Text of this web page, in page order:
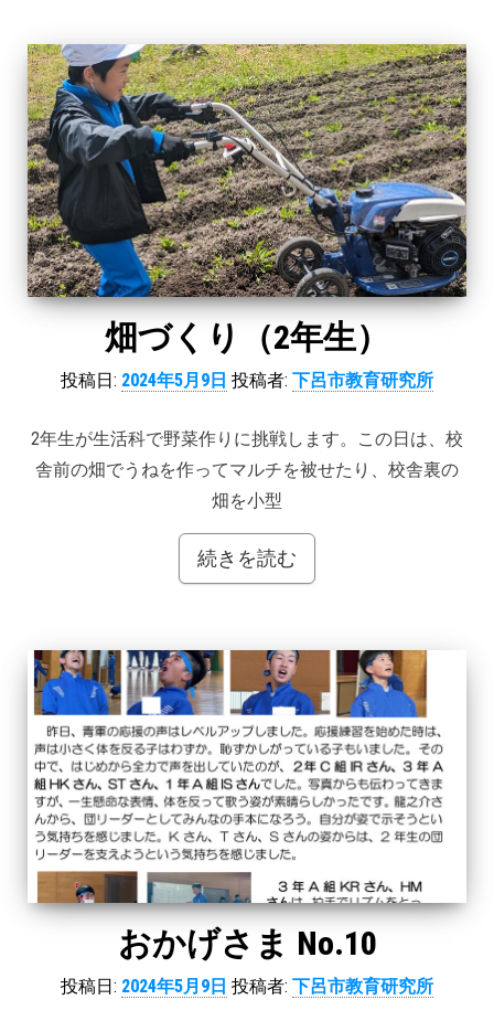
畑づくり（2年生）
投稿日: 2024年5月9日 投稿者: 下呂市教育研究所
2年生が生活科で野菜作りに挑戦します。この日は、校
舎前の畑でうねを作ってマルチを被せたり、校舎裏の
畑を小型
続きを読む
おかげさま No.10
投稿日: 2024年5月9日 投稿者: 下呂市教育研究所